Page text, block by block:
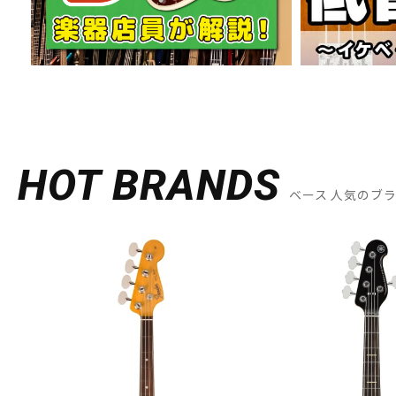
HOT BRANDS ベース 人気のブ